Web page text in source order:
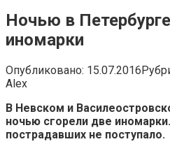
Ночью в
иномарки
Опубликовано: 15.07.2016
Alex
В Невском и
ночью сгорели две
пострадавших не поступало.